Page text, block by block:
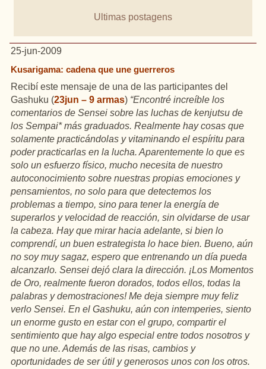
Ultimas postagens
25-jun-2009
Kusarigama: cadena que une guerreros
Recibí este mensaje de una de las participantes del
Gashuku (23jun – 9 armas) “Encontré increíble los
comentarios de Sensei sobre las luchas de kenjutsu de
los Sempai* más graduados. Realmente hay cosas que
solamente practicándolas y vitaminando el espíritu para
poder practicarlas en la lucha. Aparentemente lo que es
solo un esfuerzo físico, mucho necesita de nuestro
autoconocimiento sobre nuestras propias emociones y
pensamientos, no solo para que detectemos los
problemas a tiempo, sino para tener la energía de
superarlos y velocidad de reacción, sin olvidarse de usar
la cabeza. Hay que mirar hacia adelante, si bien lo
comprendí, un buen estrategista lo hace bien. Bueno, aún
no soy muy sagaz, espero que entrenando un día pueda
alcanzarlo. Sensei dejó clara la dirección. ¡Los Momentos
de Oro, realmente fueron dorados, todos ellos, todas la
palabras y demostraciones! Me deja siempre muy feliz
verlo Sensei. En el Gashuku, aún con intemperies, siento
un enorme gusto en estar con el grupo, compartir el
sentimiento que hay algo especial entre todos nosotros y
que no une. Además de las risas, cambios y
oportunidades de ser útil y generosos unos con los otros.